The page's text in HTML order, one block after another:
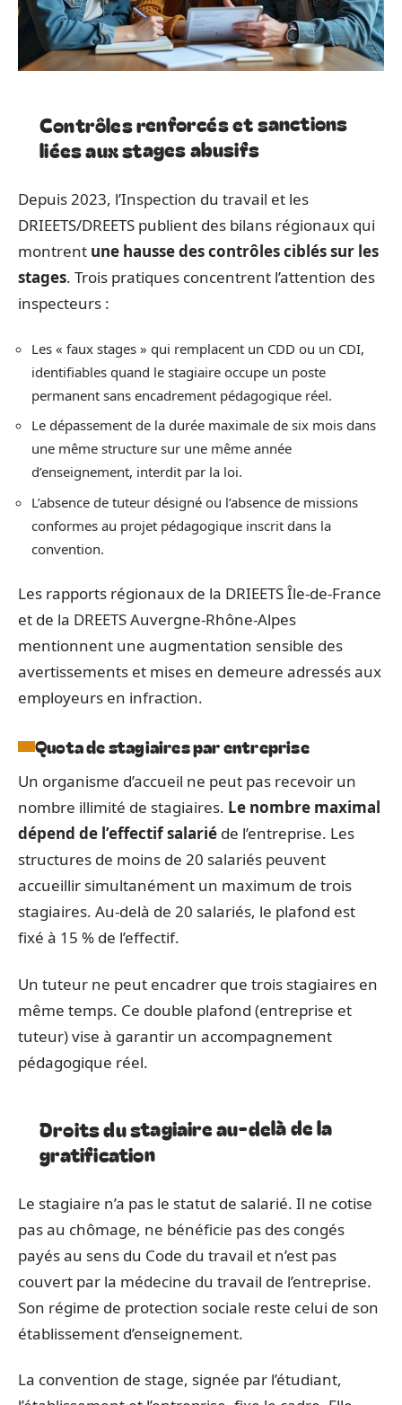
Contrôles renforcés et sanctions
liées aux stages abusifs
Depuis 2023, l’Inspection du travail et les
DRIEETS/DREETS publient des bilans régionaux qui
montrent une hausse des contrôles ciblés sur les
stages. Trois pratiques concentrent l’attention des
inspecteurs :
Les « faux stages » qui remplacent un CDD ou un CDI,
identifiables quand le stagiaire occupe un poste
permanent sans encadrement pédagogique réel.
Le dépassement de la durée maximale de six mois dans
une même structure sur une même année
d’enseignement, interdit par la loi.
L’absence de tuteur désigné ou l’absence de missions
conformes au projet pédagogique inscrit dans la
convention.
Les rapports régionaux de la DRIEETS Île-de-France
et de la DREETS Auvergne-Rhône-Alpes
mentionnent une augmentation sensible des
avertissements et mises en demeure adressés aux
employeurs en infraction.
Quota de stagiaires par entreprise
Un organisme d’accueil ne peut pas recevoir un
nombre illimité de stagiaires. Le nombre maximal
dépend de l’effectif salarié de l’entreprise. Les
structures de moins de 20 salariés peuvent
accueillir simultanément un maximum de trois
stagiaires. Au-delà de 20 salariés, le plafond est
fixé à 15 % de l’effectif.
Un tuteur ne peut encadrer que trois stagiaires en
même temps. Ce double plafond (entreprise et
tuteur) vise à garantir un accompagnement
pédagogique réel.
Droits du stagiaire au-delà de la
gratification
Le stagiaire n’a pas le statut de salarié. Il ne cotise
pas au chômage, ne bénéficie pas des congés
payés au sens du Code du travail et n’est pas
couvert par la médecine du travail de l’entreprise.
Son régime de protection sociale reste celui de son
établissement d’enseignement.
La convention de stage, signée par l’étudiant,